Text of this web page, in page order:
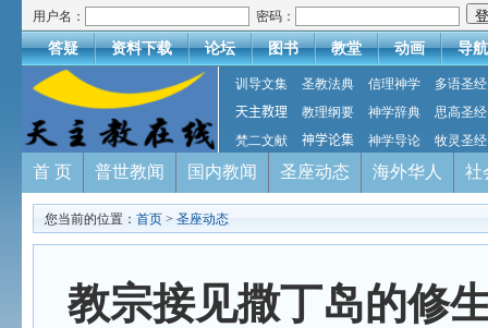
用户名： 密码：
答疑 资料下载 论坛 图书 教堂 动画 导航
训导文集 圣教法典 信理神学
多语圣经
天主教理
教理纲要 神学辞典
思高圣经
梵二文献
神学论集 神学导论 牧灵圣经
首 页 普世教闻 国内教闻 圣座动态 海外华人 社
您当前的位置： 首页 > 圣座动态
教宗接见撒丁岛的修